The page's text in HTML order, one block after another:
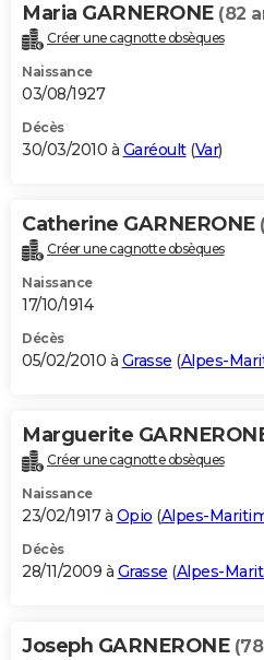
Maria GARNERONE (82
Créer une cagnotte obsèques
Naissance
03/08/1927
Décès
30/03/2010 à Garéoult(Var)
Catherine GARNERONE
Créer une cagnotte obsèques
Naissance
17/10/1914
Décès
05/02/2010 à Grasse (Alpes-
Marguerite
Créer une cagnotte obsèques
Naissance
23/02/1917 à Opio (Alpes-
Décès
28/11/2009 à Grasse (Alpes-
Joseph GARNERONE